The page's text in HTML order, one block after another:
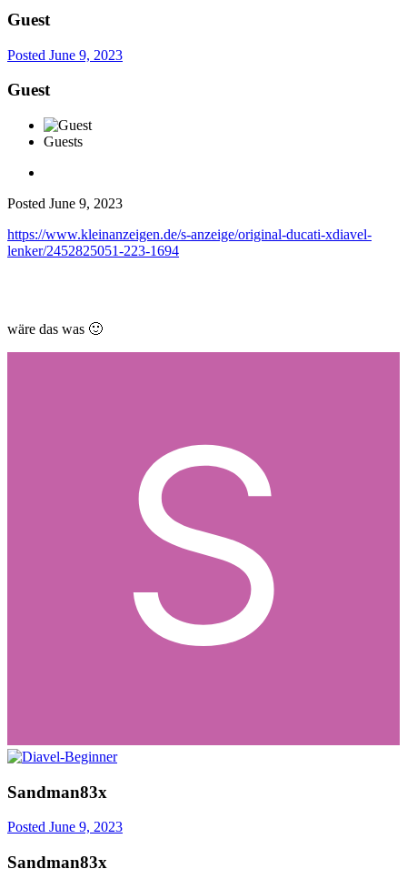
Guest
Posted June 9, 2023
Guest
Guests
Posted June 9, 2023
https://www.kleinanzeigen.de/s-anzeige/original-ducati-xdiavel-
lenker/2452825051-223-1694
wäre das was 🙂
Sandman83x
Posted June 9, 2023
Sandman83x